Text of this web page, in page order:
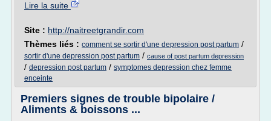
Lire la suite
Site : http://naitreetgrandir.com
Thèmes liés : comment se sortir d'une depression post partum /
sortir d'une depression post partum / cause of post partum depression
/ depression post partum / symptomes depression chez femme
enceinte
Premiers signes de trouble bipolaire /
Aliments & boissons ...